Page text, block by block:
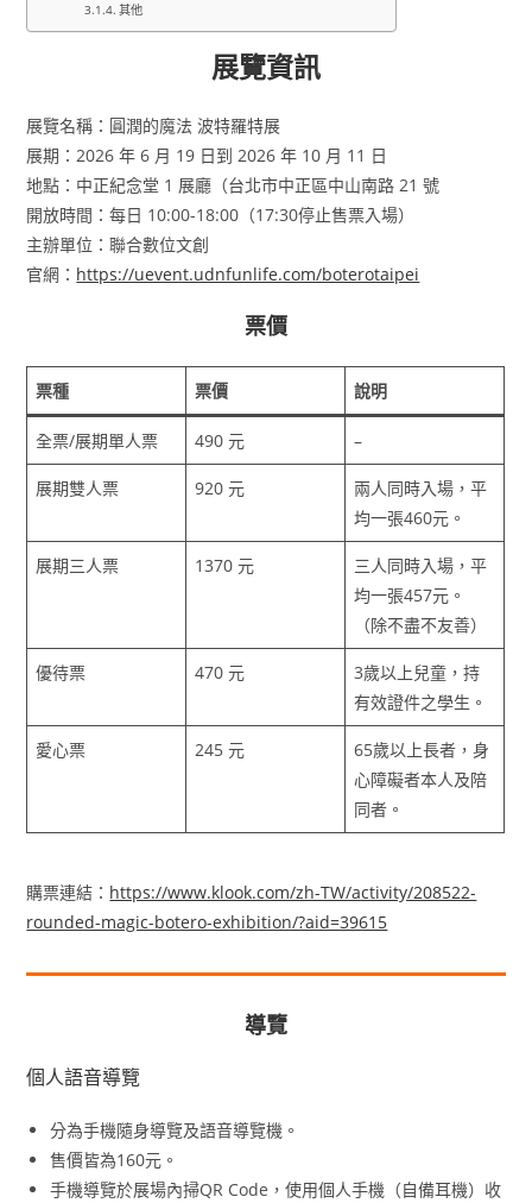
其他
展覽資訊
展覽名稱：圓潤的魔法 波特羅特展
展期：2026 年 6 月 19 日到 2026 年 10 月 11 日
地點：中正紀念堂 1 展廳（台北市中正區中山南路 21 號
開放時間：每日 10:00-18:00（17:30停止售票入場）
主辦單位：聯合數位文創
官網： https://uevent.udnfunlife.com/boterotaipei
票價
票種 票價 說明
全票/展期單人票 490 元 –
展期雙人票 920 元
兩人同時入場，平
均一張460元。
展期三人票 1370 元
三人同時入場，平
均一張457元。
（除不盡不友善）
優待票 470 元
3歲以上兒童，持
有效證件之學生。
愛心票 245 元
65歲以上長者，身
心障礙者本人及陪
同者。
購票連結： https://www.klook.com/zh-TW/activity/208522-
rounded-magic-botero-exhibition/?aid=39615
導覽
個人語音導覽
分為手機隨身導覽及語音導覽機。
售價皆為160元。
手機導覽於展場內掃QR Code，使用個人手機（自備耳機）收